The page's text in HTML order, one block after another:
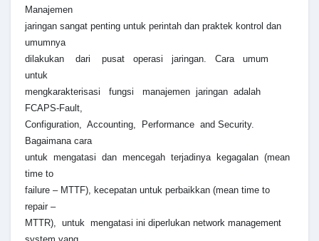
Manajemen
jaringan sangat penting untuk perintah dan praktek kontrol dan
umumnya
dilakukan dari pusat operasi jaringan. Cara umum
untuk
mengkarakterisasi fungsi manajemen jaringan adalah
FCAPS-Fault,
Configuration, Accounting, Performance and Security.
Bagaimana cara
untuk mengatasi dan mencegah terjadinya kegagalan (mean
time to
failure – MTTF), kecepatan untuk perbaikkan (mean time to
repair –
MTTR), untuk mengatasi ini diperlukan network management